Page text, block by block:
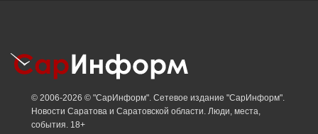
© 2006-2026 © "СарИнформ". Сетевое издание "СарИнформ".
Новости Саратова и Саратовской области. Люди, места,
события. 18+